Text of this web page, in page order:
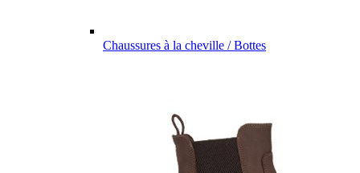
Chaussures à la cheville / Bottes